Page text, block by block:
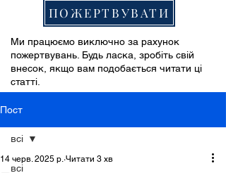
ПОЖЕРТВУВАТИ
Ми працюємо виключно за рахунок
пожертвувань. Будь ласка, зробіть свій
внесок, якщо вам подобається читати ці
статті.
Пост
всі
всі
14 черв. 2025 р. Читати 3 хв